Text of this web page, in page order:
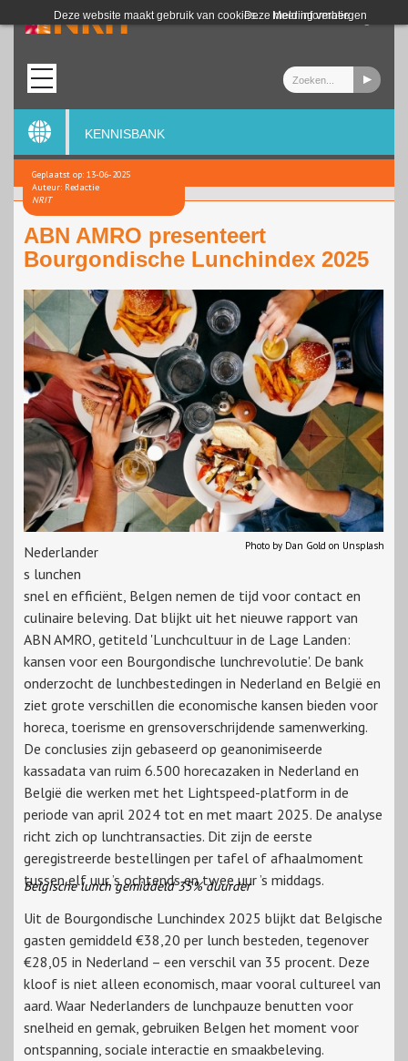
Deze website maakt gebruik van cookies. Meer informatie
Deze melding verbergen
Login
KENNISBANK
Geplaatst op: 13-06-2025
Auteur: Redactie
NRIT
ABN AMRO presenteert
Bourgondische Lunchindex 2025
Photo by Dan Gold on Unsplash
Nederlander
s lunchen
snel en efficiënt, Belgen nemen de tijd voor contact en
culinaire beleving. Dat blijkt uit het nieuwe rapport van
ABN AMRO, getiteld 'Lunchcultuur in de Lage Landen:
kansen voor een Bourgondische lunchrevolutie'. De bank
onderzocht de lunchbestedingen in Nederland en België en
ziet grote verschillen die economische kansen bieden voor
horeca, toerisme en grensoverschrijdende samenwerking.
De conclusies zijn gebaseerd op geanonimiseerde
kassadata van ruim 6.500 horecazaken in Nederland en
België die werken met het Lightspeed-platform in de
periode van april 2024 tot en met maart 2025. De analyse
richt zich op lunchtransacties. Dit zijn de eerste
geregistreerde bestellingen per tafel of afhaalmoment
tussen elf uur ’s ochtends en twee uur ’s middags.
Belgische lunch gemiddeld 35% duurder
Uit de Bourgondische Lunchindex 2025 blijkt dat Belgische
gasten gemiddeld €38,20 per lunch besteden, tegenover
€28,05 in Nederland – een verschil van 35 procent. Deze
kloof is niet alleen economisch, maar vooral cultureel van
aard. Waar Nederlanders de lunchpauze benutten voor
snelheid en gemak, gebruiken Belgen het moment voor
ontspanning, sociale interactie en smaakbeleving.